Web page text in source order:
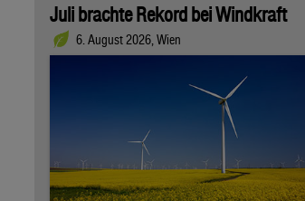
Juli brachte Rekord bei Windkraft
6. August 2026, Wien